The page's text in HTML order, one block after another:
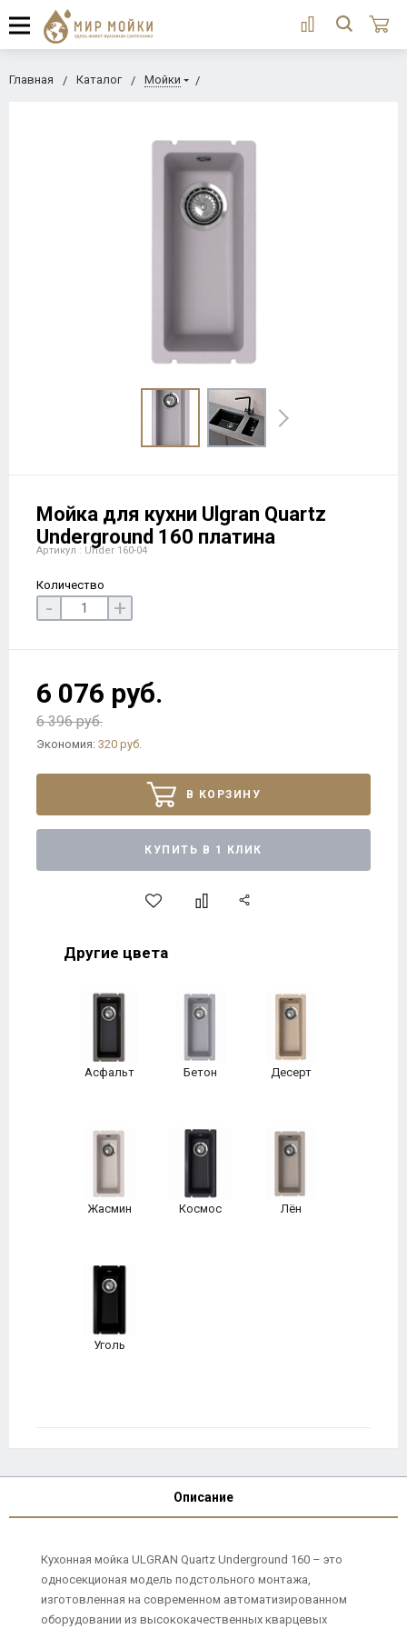
Главная Каталог Мойки
Мойка для кухни Ulgran Quartz
Underground 160 платина
Артикул : Under 160-04
Количество
- +
6 076 руб.
6 396 руб.
Экономия: 320 руб.
В КОРЗИНУ
КУПИТЬ В 1 КЛИК
Другие цвета
Асфальт Бетон Десерт
Жасмин Космос Лён
Уголь
Описание
Кухонная мойка ULGRAN Quartz Underground 160 – это
односекционая модель подстольного монтажа,
изготовленная на современном автоматизированном
оборудовании из высококачественных кварцевых